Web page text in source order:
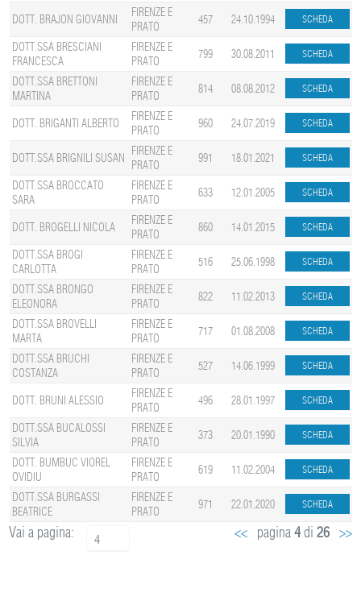
DOTT. BRAJON GIOVANNI
FIRENZE E
PRATO
457
24.10.1994
DOTT.SSA BRESCIANI
FRANCESCA
FIRENZE E
PRATO
799
30.08.2011
DOTT.SSA BRETTONI
MARTINA
FIRENZE E
PRATO
814 08.08.2012
DOTT. BRIGANTI ALBERTO
FIRENZE E
PRATO
960 24.07.2019
DOTT.SSA BRIGNILI SUSAN FIRENZE E
PRATO
991
18.01.2021
DOTT.SSA BROCCATO
SARA
FIRENZE E
PRATO
633 12.01.2005
DOTT. BROGELLI NICOLA
FIRENZE E
PRATO
860
14.01.2015
DOTT.SSA BROGI
CARLOTTA
FIRENZE E
PRATO
516
25.06.1998
DOTT.SSA BRONGO
ELEONORA
FIRENZE E
PRATO
822
11.02.2013
DOTT.SSA BROVELLI
MARTA
FIRENZE E
PRATO
717
01.08.2008
DOTT.SSA BRUCHI
COSTANZA
FIRENZE E
PRATO
527 14.06.1999
DOTT. BRUNI ALESSIO
FIRENZE E
PRATO
496
28.01.1997
DOTT.SSA BUCALOSSI
SILVIA
FIRENZE E
PRATO
373
20.01.1990
DOTT. BUMBUC VIOREL
OVIDIU
FIRENZE E
PRATO
619
11.02.2004
DOTT.SSA BURGASSI
BEATRICE
FIRENZE E
PRATO
971 22.01.2020
<<pagina 4di 26 >>
Vai a pagina: 4